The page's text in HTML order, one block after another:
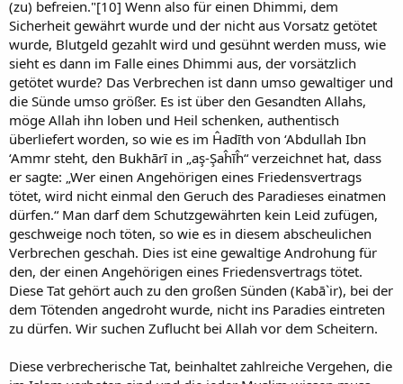
(zu) befreien."[10] Wenn also für einen Dhimmi, dem
Sicherheit gewährt wurde und der nicht aus Vorsatz getötet
wurde, Blutgeld gezahlt wird und gesühnt werden muss, wie
sieht es dann im Falle eines Dhimmi aus, der vorsätzlich
getötet wurde? Das Verbrechen ist dann umso gewaltiger und
die Sünde umso größer. Es ist über den Gesandten Allahs,
möge Allah ihn loben und Heil schenken, authentisch
überliefert worden, so wie es im Ĥadīth von ‘Abdullah Ibn
‘Ammr steht, den Bukhārī in „aş-Şaĥīĥ“ verzeichnet hat, dass
er sagte: „Wer einen Angehörigen eines Friedensvertrags
tötet, wird nicht einmal den Geruch des Paradieses einatmen
dürfen.“ Man darf dem Schutzgewährten kein Leid zufügen,
geschweige noch töten, so wie es in diesem abscheulichen
Verbrechen geschah. Dies ist eine gewaltige Androhung für
den, der einen Angehörigen eines Friedensvertrags tötet.
Diese Tat gehört auch zu den großen Sünden (Kabā`ir), bei der
dem Tötenden angedroht wurde, nicht ins Paradies eintreten
zu dürfen. Wir suchen Zuflucht bei Allah vor dem Scheitern.
Diese verbrecherische Tat, beinhaltet zahlreiche Vergehen, die